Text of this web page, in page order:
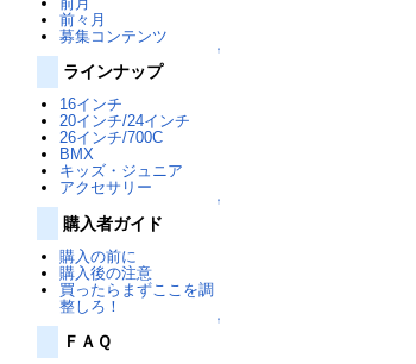
前々月
募集コンテンツ
↑
ラインナップ
16インチ
20インチ/24インチ
26インチ/700C
BMX
キッズ・ジュニア
アクセサリー
↑
購入者ガイド
購入の前に
購入後の注意
買ったらまずここを調
整しろ！
↑
ＦＡＱ